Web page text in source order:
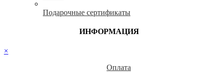
Подарочные сертификаты
ИНФОРМАЦИЯ
×
Оплата